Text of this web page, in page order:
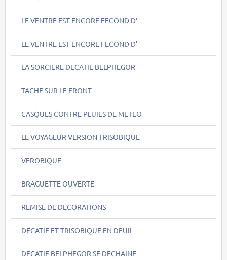
LE VENTRE EST ENCORE FECOND D'
LE VENTRE EST ENCORE FECOND D'
LA SORCIERE DECATIE BELPHEGOR
TACHE SUR LE FRONT
CASQUES CONTRE PLUIES DE METEO
LE VOYAGEUR VERSION TRISOBIQUE
VEROBIQUE
BRAGUETTE OUVERTE
REMISE DE DECORATIONS
DECATIE ET TRISOBIQUE EN DEUIL
DECATIE BELPHEGOR SE DECHAINE